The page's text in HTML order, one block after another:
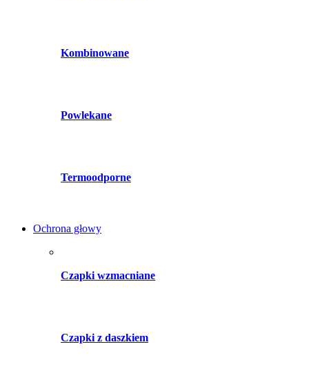
Kombinowane
Powlekane
Termoodporne
Ochrona głowy
Czapki wzmacniane
Czapki z daszkiem